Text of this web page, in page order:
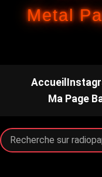
Metal
Accueil
Ma Page